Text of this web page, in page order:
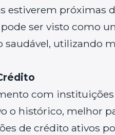
estiverem próximas
ser visto como
utilizando
com
o histórico, melhor
de crédito ativos